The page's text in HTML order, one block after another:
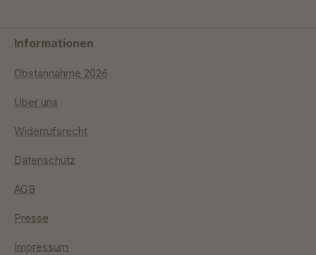
Informationen
Obstannahme 2026
Über uns
Widerrufsrecht
Datenschutz
AGB
Presse
Impressum